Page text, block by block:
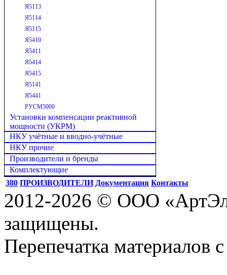
Я5113
Я5114
Я5115
Я5410
Я5411
Я5414
Я5415
Я5141
Я5441
РУСМ5000
Установки компенсации реактивной
мощности (УКРМ)
НКУ учётные и вводно-учётные
НКУ прочие
Производители и бренды
Комплектующие
380 ПРОИЗВОДИТЕЛИ Документация Контакты
2012-2026 © ООО
защищены.
Перепечатка материалов